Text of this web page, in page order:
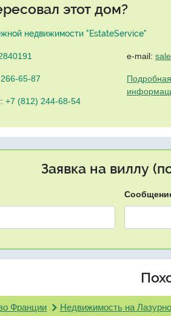
этот дом?
недвижимости "EstateService"
65-87
: +7 (812) 244-68-54
e-mail:
Заявка на виллу
Франции Недвижимость на